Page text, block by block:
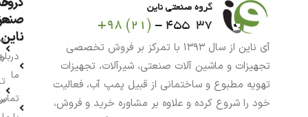
آی ناین از سال ۱۳۹۳ با تمرکز بر فروش تخصصی
تجهیزات و ماشین آلات صنعتی، شیرآلات، تجهیزات
تهویه مطبوع و ساختمانی از قبیل پمپ آب، فعالیت
خود را شروع کرده و علاوه بر مشاوره خرید و فروش،
ناین
ما